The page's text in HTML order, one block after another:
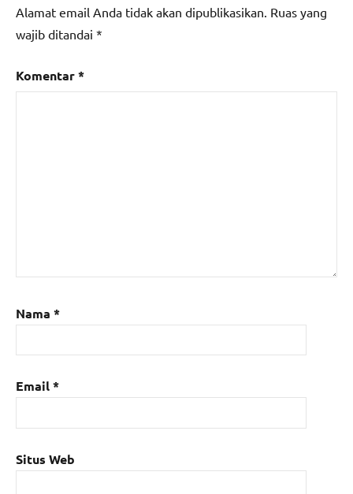
Alamat email Anda tidak akan dipublikasikan. Ruas yang
wajib ditandai *
Komentar*
Nama *
Email*
Situs Web